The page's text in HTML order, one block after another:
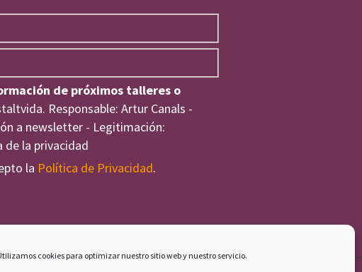
cookies para optimizar nuestro sitio web y nuestro servicio.
de próximos talleres o
Responsable: Artur Canals -
a newsletter - Legitimación:
de la privacidad
la Política de Privacidad.